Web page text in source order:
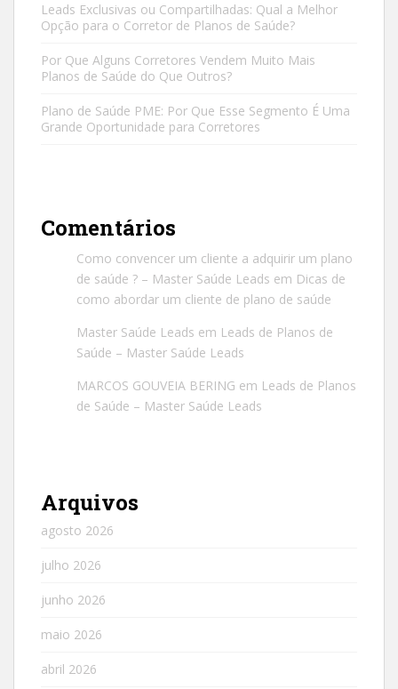
Leads Exclusivas ou Compartilhadas: Qual a Melhor
Opção para o Corretor de Planos de Saúde?
Por Que Alguns Corretores Vendem Muito Mais
Planos de Saúde do Que Outros?
Plano de Saúde PME: Por Que Esse Segmento É Uma
Grande Oportunidade para Corretores
Comentários
Como convencer um cliente a adquirir um plano
de saúde ? – Master Saúde Leads em Dicas de
como abordar um cliente de plano de saúde
Master Saúde Leads em Leads de Planos de
Saúde – Master Saúde Leads
MARCOS GOUVEIA BERING em Leads de Planos
de Saúde – Master Saúde Leads
Arquivos
agosto 2026
julho 2026
junho 2026
maio 2026
abril 2026